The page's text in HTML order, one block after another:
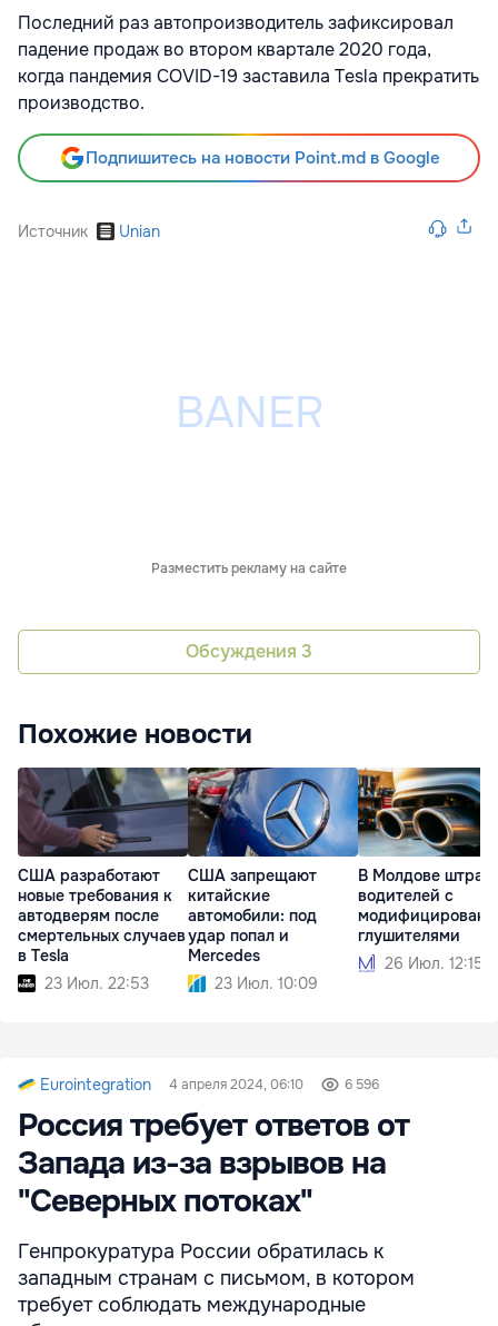
Последний раз автопроизводитель зафиксировал
падение продаж во втором квартале 2020 года,
когда пандемия COVID-19 заставила Tesla прекратить
производство.
Подпишитесь на новости Point.md в Google
Источник Unian
Разместить рекламу на сайте
Обсуждения 3
Похожие новости
США разработают
новые требования к
автодверям после
смертельных случаев
в Tesla
23 Июл. 22:53
США запрещают
китайские
автомобили: под
удар попал и
Mercedes
23 Июл. 10:09
В Молдове
водителей с
глушителями
26 Июл. 12:15
Eurointegration 4 апреля 2024, 06:10 6 596
Россия требует ответов от
Запада из-за взрывов на
"Северных потоках"
Генпрокуратура России обратилась к
западным странам с письмом, в котором
требует соблюдать международные